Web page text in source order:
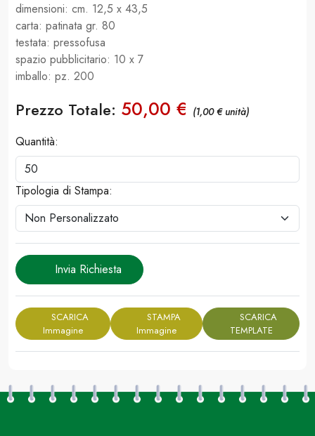
dimensioni: cm. 12,5 x 43,5
carta: patinata gr. 80
testata: pressofusa
spazio pubblicitario: 10 x 7
imballo: pz. 200
Prezzo Totale: 50,00 € (1,00 € unità)
Quantità:
Tipologia di Stampa:
Invia Richiesta
SCARICA
Immagine
STAMPA
Immagine
SCARICA
TEMPLATE